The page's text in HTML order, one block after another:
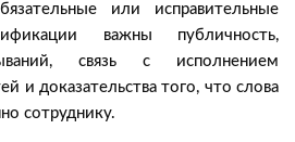
или исправительные
важны публичность,
связь с исполнением
и доказательства того, что слова
сотруднику.